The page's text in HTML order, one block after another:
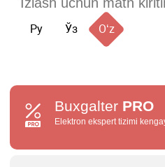
Ру Ўз Oʻz
Buxgalter PRO
Elektron ekspert tizimi